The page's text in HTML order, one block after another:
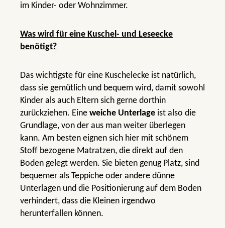
im Kinder- oder Wohnzimmer.
Was wird für eine Kuschel- und Leseecke
benötigt?
Das wichtigste für eine Kuschelecke ist natürlich,
dass sie gemütlich und bequem wird, damit sowohl
Kinder als auch Eltern sich gerne dorthin
zurückziehen. Eine weiche Unterlage ist also die
Grundlage, von der aus man weiter überlegen
kann. Am besten eignen sich hier mit schönem
Stoff bezogene Matratzen, die direkt auf den
Boden gelegt werden. Sie bieten genug Platz, sind
bequemer als Teppiche oder andere dünne
Unterlagen und die Positionierung auf dem Boden
verhindert, dass die Kleinen irgendwo
herunterfallen können.